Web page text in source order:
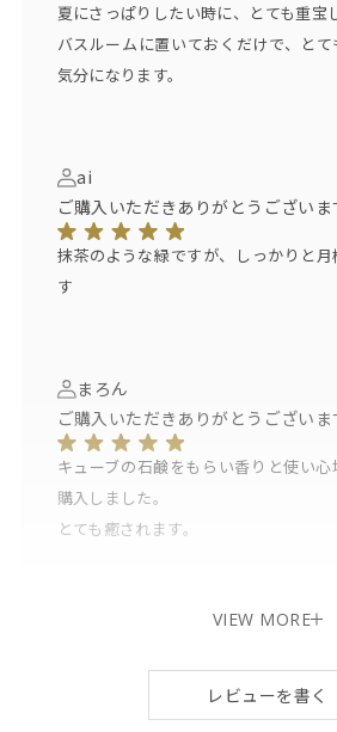
夏にさっぱりしたい時に、とても重宝
バスルームに置いておくだけで、と
気分になります。
ai
ご購入いただきありがとうございま
抹茶のような緑ですが、しっかりと
す
まろん
ご購入いただきありがとうございま
キューブの石鹸をもらい香りと使い
購入しました。
とても癒されます。
VIEW MORE
レビューを書く